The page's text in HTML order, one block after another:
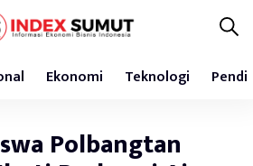
Ekonomi Teknologi
Polbangtan